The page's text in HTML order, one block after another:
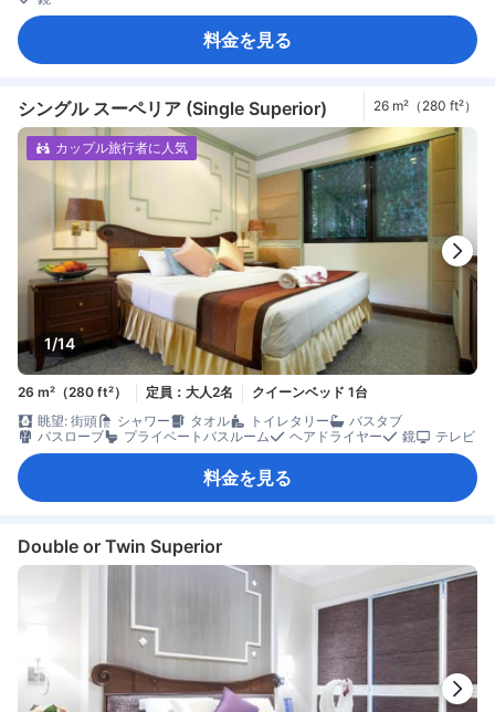
料金を見る
シングル スーペリア (Single Superior) 26 m²（280 ft²）
1/14
カップル旅行者に人気
26 m²（280 ft²） 定員：大人2名
クイーンベッド 1台
眺望: 街頭
シャワー タオル トイレタリー
バスタブ
バスローブ
プライベートバスルーム ヘアドライヤー 鏡 テレビ
料金を見る
Double or Twin Superior